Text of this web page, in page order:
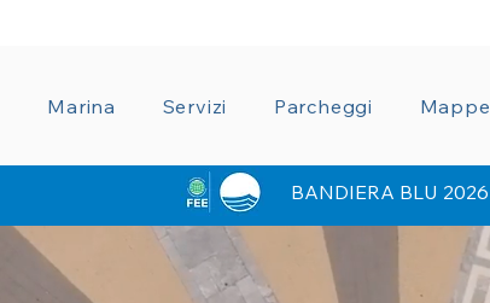
Marina Servizi Parcheggi Mappe
BANDIERA BLU 2026